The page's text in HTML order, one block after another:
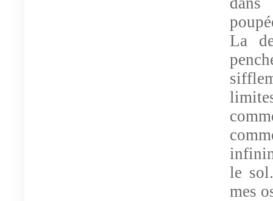
La
le
mes